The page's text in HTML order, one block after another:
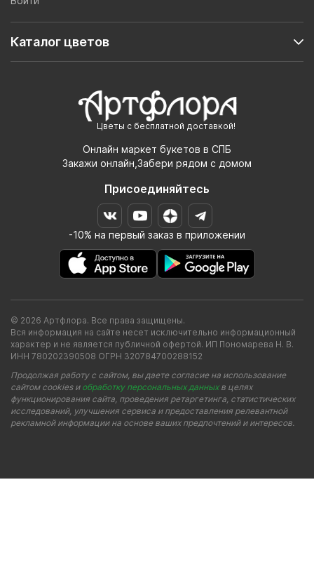
Цветы с бесплатной доставкой!
Онлайн маркет букетов в СПБ
Закажи онлайн,Забери рядом с домом
Присоединяйтесь
-10% на первый заказ в приложении
Каталог цветов
© 2026 Артфлора. Все права защищены.
Вся информация на сайте несет исключительно информационный
характер и не является публичной офертой. ИП Пономарева Н. В.
ИНН 780202390508 ОГРН 320784700288152
Продолжая работу с сайтом, вы даете согласие на использование
сайтом cookies и обработку персональных данныхв целях
функционирования сайта, проведения ретаргетинга, статистических
исследований, улучшения сервиса и предоставления релевантной
рекламной информации на основе ваших предпочтений и интересов.